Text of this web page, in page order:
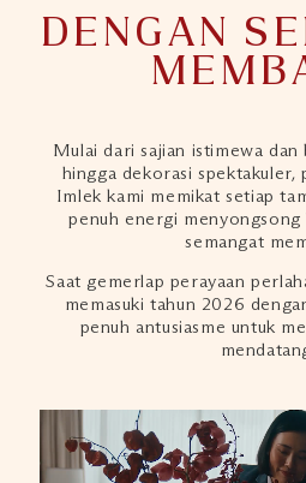
DENGAN
Mulai dari sajian istimewa dan
hingga dekorasi spektakuler,
Imlek kami memikat setiap
penuh energi menyongsong
semangat
Saat gemerlap perayaan
memasuki tahun 2026
penuh antusiasme untuk